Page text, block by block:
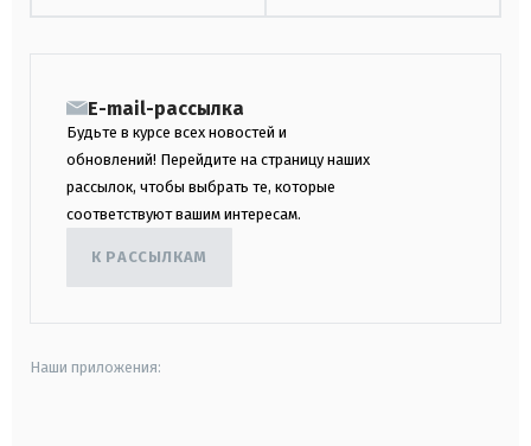
E-mail-рассылка
Будьте в курсе всех новостей и
обновлений! Перейдите на страницу наших
рассылок, чтобы выбрать те, которые
соответствуют вашим интересам.
К РАССЫЛКАМ
Наши приложения: